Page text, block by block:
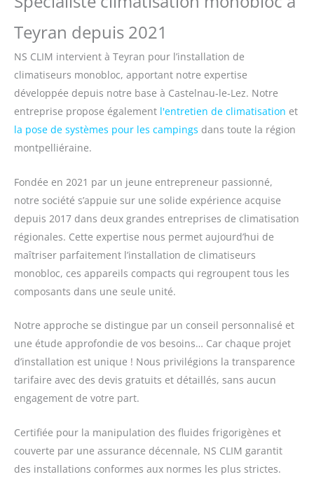
Teyran depuis 2021
NS CLIM intervient à Teyran pour l’installation de
climatiseurs monobloc, apportant notre expertise
développée depuis notre base à Castelnau-le-Lez. Notre
entreprise propose également l'entretien de climatisation et
la pose de systèmes pour les campings dans toute la région
montpelliéraine.
Fondée en 2021 par un jeune entrepreneur passionné,
notre société s’appuie sur une solide expérience acquise
depuis 2017 dans deux grandes entreprises de climatisation
régionales. Cette expertise nous permet aujourd’hui de
maîtriser parfaitement l’installation de climatiseurs
monobloc, ces appareils compacts qui regroupent tous les
composants dans une seule unité.
Notre approche se distingue par un conseil personnalisé et
une étude approfondie de vos besoins… Car chaque projet
d’installation est unique ! Nous privilégions la transparence
tarifaire avec des devis gratuits et détaillés, sans aucun
engagement de votre part.
Certifiée pour la manipulation des fluides frigorigènes et
couverte par une assurance décennale, NS CLIM garantit
des installations conformes aux normes les plus strictes.